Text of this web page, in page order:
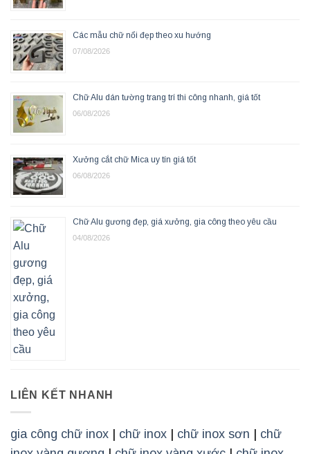
Các mẫu chữ nổi đẹp theo xu hướng
07/08/2026
Chữ Alu dán tường trang trí thi công nhanh, giá tốt
06/08/2026
Xưởng cắt chữ Mica uy tín giá tốt
06/08/2026
Chữ Alu gương đẹp, giá xưởng, gia công theo yêu cầu
04/08/2026
LIÊN KẾT NHANH
gia công chữ inox | chữ inox | chữ inox sơn | chữ